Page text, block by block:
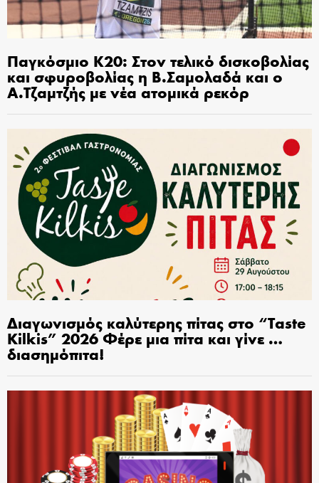
Παγκόσμιο Κ20: Στον τελικό δισκοβολίας
και σφυροβολίας η Β.Σαμολαδά και ο
Α.Τζαμτζής με νέα ατομικά ρεκόρ
Διαγωνισμός καλύτερης πίτας στο “Taste
Kilkis” 2026 Φέρε μια πίτα και γίνε …
διασημόπιτα!